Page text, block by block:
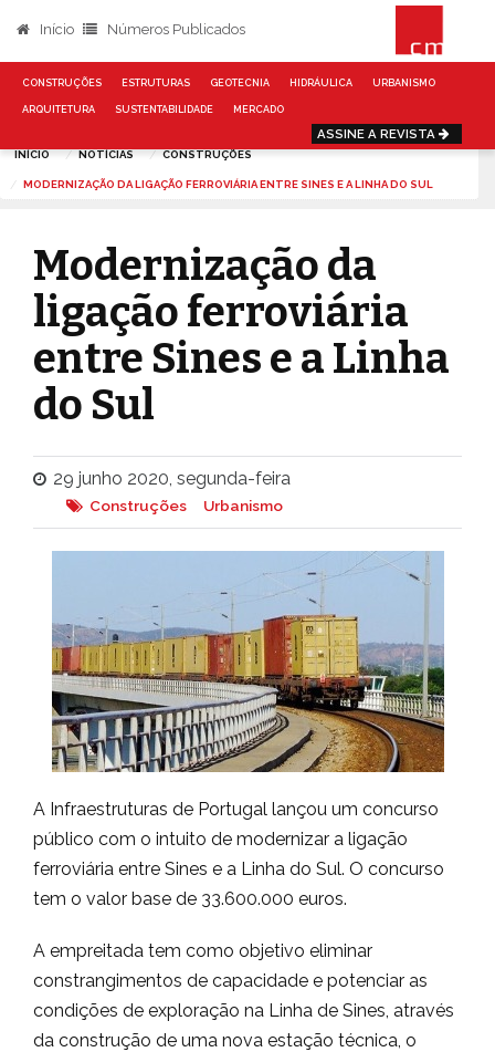
Início Números Publicados
CONSTRUÇÕES ESTRUTURAS GEOTECNIA HIDRÁULICA URBANISMO
ARQUITETURA SUSTENTABILIDADE MERCADO
ASSINE A REVISTA
INÍCIO NOTÍCIAS CONSTRUÇÕES
MODERNIZAÇÃO DA LIGAÇÃO FERROVIÁRIA ENTRE SINES E A LINHA DO SUL
Modernização da
ligação ferroviária
entre Sines e a Linha
do Sul
29 junho 2020, segunda-feira
Construções Urbanismo
A Infraestruturas de Portugal lançou um concurso
público com o intuito de modernizar a ligação
ferroviária entre Sines e a Linha do Sul. O concurso
tem o valor base de 33.600.000 euros.
A empreitada tem como objetivo eliminar
constrangimentos de capacidade e potenciar as
condições de exploração na Linha de Sines, através
da construção de uma nova estação técnica, o